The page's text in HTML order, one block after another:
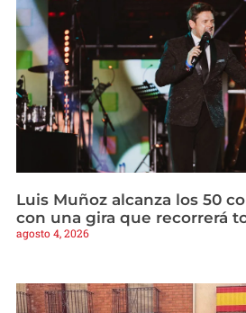
Luis Muñoz alcanza los 50
con una gira que recorrerá
agosto 4, 2026